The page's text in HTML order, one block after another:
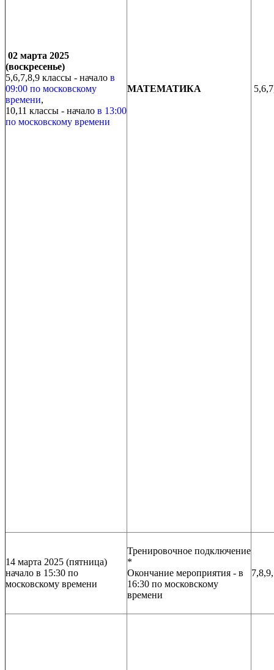
02 марта 2025
(воскресенье)
5,6,7,8,9 классы - начало в
09:00 по московскому
времени,
10,11 классы - начало в 13:00
по московскому времени
МАТЕМАТИКА
14 марта 2025 (пятница)
начало в 15:30 по
московскому времени
Тренировочное подключение
*
Окончание мероприятия - в
16:30 по московскому
времени